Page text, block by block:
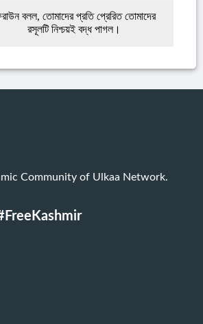
বলল, তোমাদের প্রতি প্রেরিত তোমাদের
রসূলটি নিশ্চয়ই বদ্ধ পাগল।
Community of Ulkaa Network.